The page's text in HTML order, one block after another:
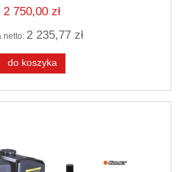
2 750,00 zł
netto: 2 235,77 zł
do koszyka